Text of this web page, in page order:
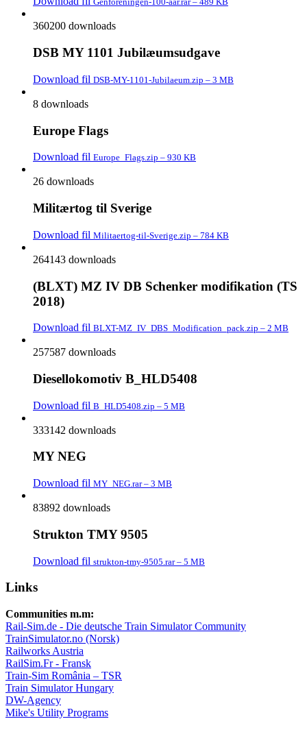
360200 downloads
DSB MY 1101 Jubilæumsudgave
Download fil DSB-MY-1101-Jubilaeum.zip – 3 MB
8 downloads
Europe Flags
Download fil Europe_Flags.zip – 930 KB
26 downloads
Militærtog til Sverige
Download fil Militaertog-til-Sverige.zip – 784 KB
264143 downloads
(BLXT) MZ IV DB Schenker modifikation (TS
2018)
Download fil BLXT-MZ_IV_DBS_Modification_pack.zip – 2 MB
257587 downloads
Diesellokomotiv B_HLD5408
Download fil B_HLD5408.zip – 5 MB
333142 downloads
MY NEG
Download fil MY_NEG.rar – 3 MB
83892 downloads
Strukton TMY 9505
Download fil strukton-tmy-9505.rar – 5 MB
Links
Communities m.m:
Rail-Sim.de - Die deutsche Train Simulator Community
TrainSimulator.no (Norsk)
Railworks Austria
RailSim.Fr - Fransk
Train-Sim România – TSR
Train Simulator Hungary
DW-Agency
Mike's Utility Programs